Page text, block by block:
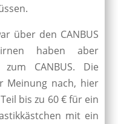
über den CANBUS
haben aber
CANBUS. Die
Meinung nach, hier
bis zu 60 € für ein
mit ein